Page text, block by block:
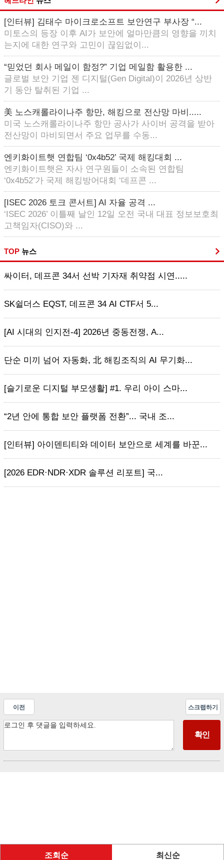
[인터뷰] 김태수 마이크로소프트 보안연구 부사장 “...
미토스의 등장 이후 AI가 보안에 얼마만큼의 영향을 끼치
는지에 대한 연구와 고민이 끊임없이...
“믿었던 회사 메일이 함정?” 기업 메일함 활용한 ...
글로벌 보안 기업 젠 디지털(Gen Digital)이 2026년 상반
기 동안 탈취된 기업 ...
美 노스캐롤라이나주 항만, 해킹으로 전산망 마비.....
미국 노스캐롤라이나주 항만 공사가 사이버 공격을 받아
전산망이 마비되면서 주요 업무를 수동...
엔키화이트햇 연합팀 ‘0x4b52’ 국제 해킹대회 ...
엔키화이트햇은 자사 연구원들이 소속된 연합팀
‘0x4b52’가 국제 해킹방어대회 ‘데프콘 ...
[ISEC 2026 토크 콘서트] AI 자율 공격 ...
‘ISEC 2026’ 이틀째 날인 12일 오전 국내 대표 정보보호최
고책임자(CISO)와 ...
TOP 뉴스
싸이터, 데프콘 34서 선박 기자재 취약점 시연.....
SK쉴더스 EQST, 데프콘 34 AI CTF서 5...
[AI 시대의 인지전-4] 2026년 중동전쟁, A...
단순 미끼 넘어 자동화, 北 해킹조직의 AI 무기화...
[슬기로운 디지털 부모생활] #1. 우리 아이 스마...
“2년 안에 통합 보안 플랫폼 전환”... 국내 조...
[인터뷰] 아이덴티티와 데이터 보안으로 세계를 바꾼...
[2026 EDR·NDR·XDR 솔루션 리포트] 국...
이전 스크랩하기
조회순 최신순